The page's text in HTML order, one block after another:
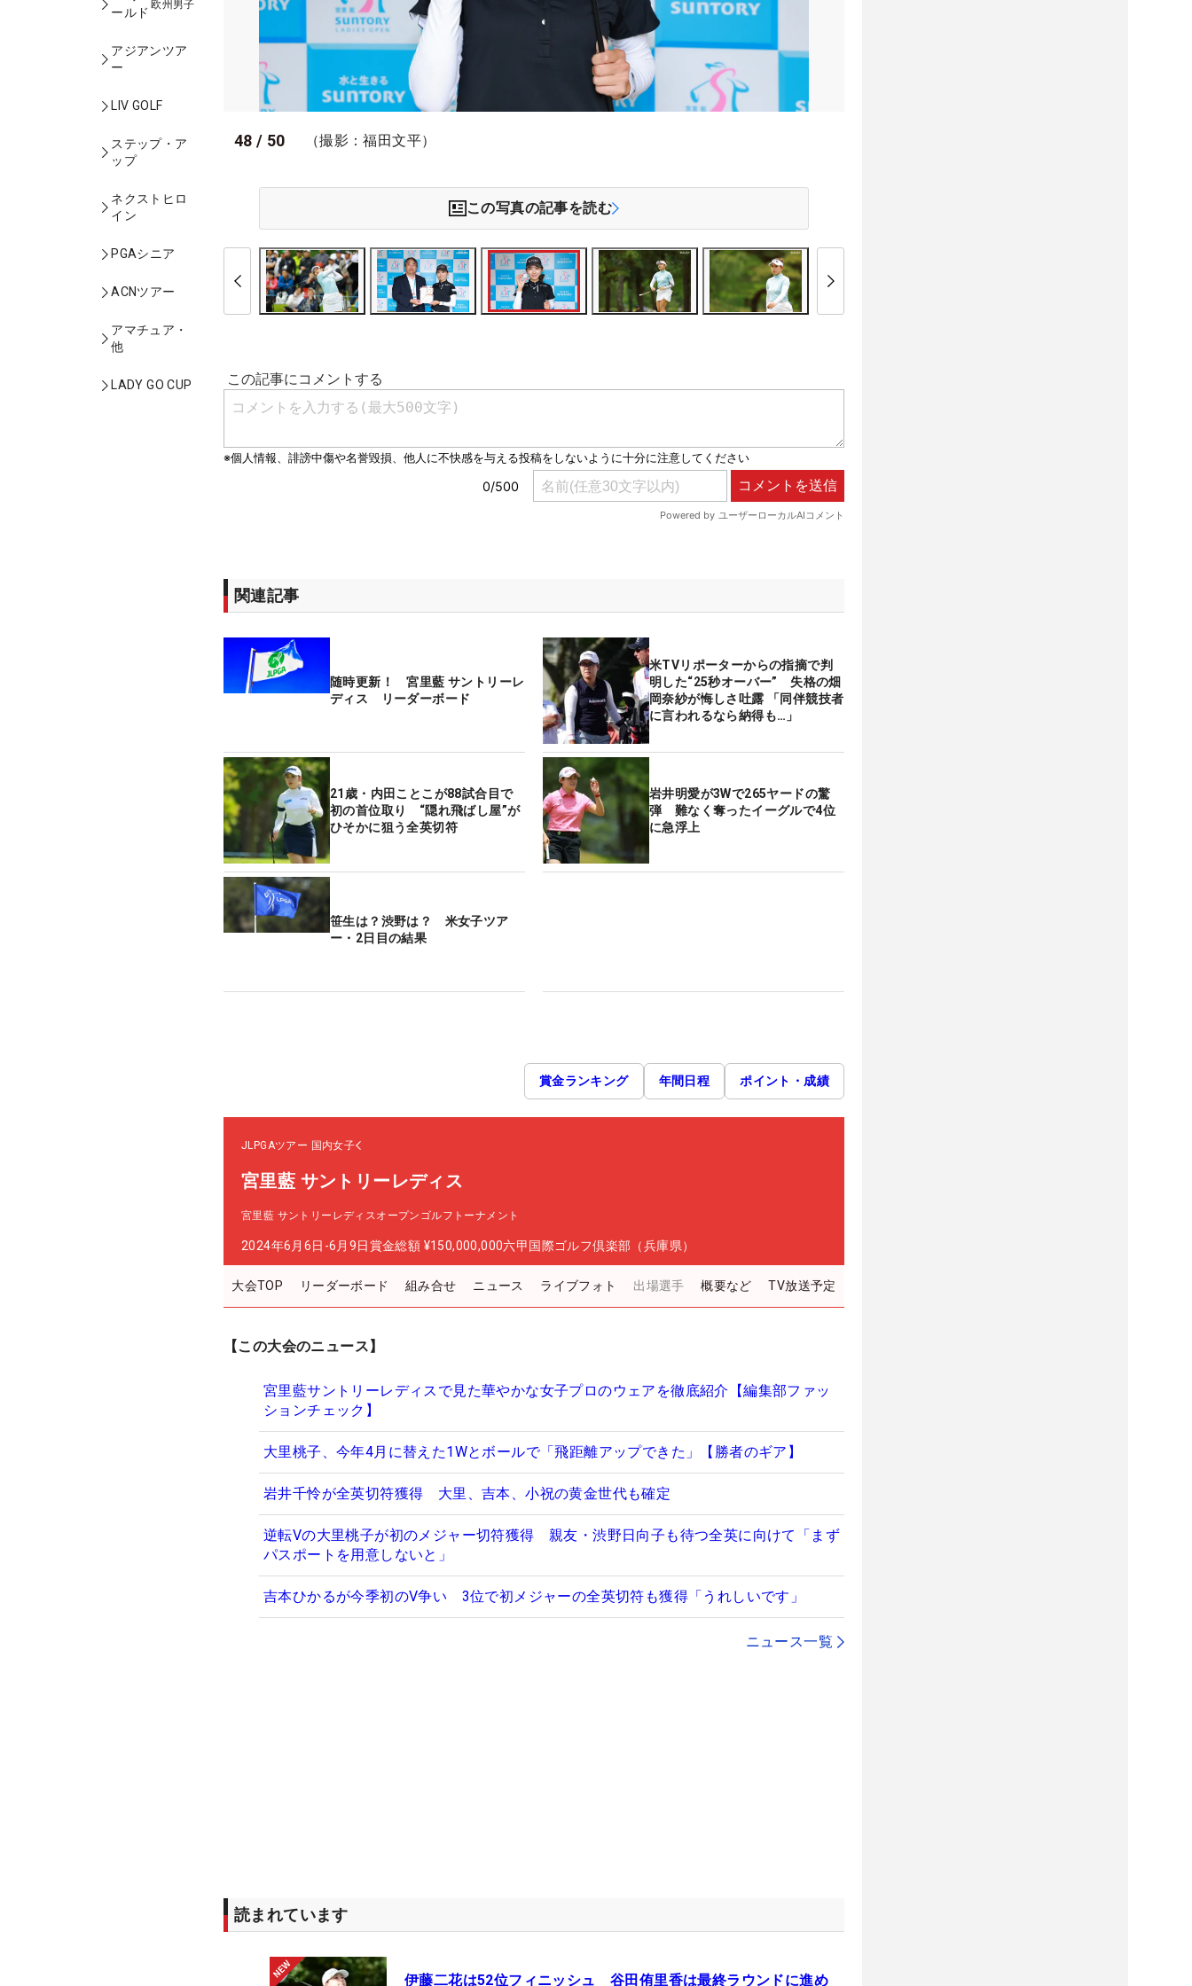
ールド
欧州男子
アジアンツア
ー
LIV GOLF
ステップ・ア
ップ
ネクストヒロ
イン
PGAシニア
ACNツアー
アマチュア・
他
LADY GO CUP
48 / 50 （撮影：福田文平）
この写真の記事を読む
関連記事
随時更新！ 宮里藍 サントリーレ
ディス リーダーボード
米TVリポーターからの指摘で判
明した“25秒オーバー” 失格の畑
岡奈紗が悔しさ吐露 「同伴競技者
に言われるなら納得も…」
21歳・内田ことこが88試合目で
初の首位取り “隠れ飛ばし屋”が
ひそかに狙う全英切符
岩井明愛が3Wで265ヤードの驚
弾 難なく奪ったイーグルで4位
に急浮上
笹生は？渋野は？ 米女子ツア
ー・2日目の結果
賞金ランキング 年間日程 ポイント・成績
JLPGAツアー 国内女子
宮里藍 サントリーレディス
宮里藍 サントリーレディスオープンゴルフトーナメント
2024年6月6日-6月9日賞金総額 ¥150,000,000六甲国際ゴルフ倶楽部（兵庫県）
大会TOP リーダーボード 組み合せ ニュース ライブフォト 出場選手 概要など TV放送予定
【この大会のニュース】
宮里藍サントリーレディスで見た華やかな女子プロのウェアを徹底紹介【編集部ファッ
ションチェック】
大里桃子、今年4月に替えた1Wとボールで「飛距離アップできた」【勝者のギア】
岩井千怜が全英切符獲得 大里、吉本、小祝の黄金世代も確定
逆転Vの大里桃子が初のメジャー切符獲得 親友・渋野日向子も待つ全英に向けて「まず
パスポートを用意しないと」
吉本ひかるが今季初のV争い 3位で初メジャーの全英切符も獲得「うれしいです」
ニュース一覧
読まれています
伊藤二花は52位フィニッシュ 谷田侑里香は最終ラウンドに進め